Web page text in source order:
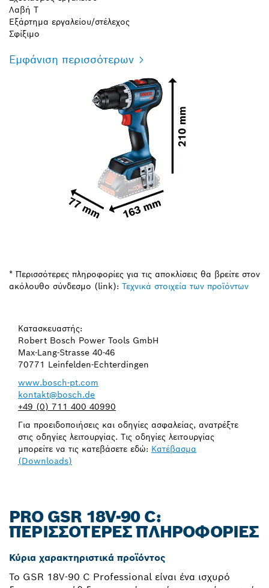
Λαβή T
Εξάρτημα εργαλείου/στέλεχος
Σφίξιμο
Εμφάνιση περισσότερων
* Περισσότερες πληροφορίες για τις αποκλίσεις θα βρείτε στον
ακόλουθο σύνδεσμο (link): Τεχνικά στοιχεία των προϊόντων
Κατασκευαστής:
Robert Bosch Power Tools GmbH
Max-Lang-Strasse 40-46
70771 Leinfelden-Echterdingen
www.bosch-pt.com
kontakt@bosch.de
+49 (0) 711 400 40990
Για προειδοποιήσεις και οδηγίες ασφαλείας, ανατρέξτε
στις οδηγίες λειτουργίας. Τις οδηγίες λειτουργίας
μπορείτε να τις κατεβάσετε εδώ: Κατέβασμα
(Downloads)
PRO GSR 18V-90 C:
ΠΕΡΙΣΣΌΤΕΡΕΣ ΠΛΗΡΟΦΟΡΊΕΣ
Κύρια χαρακτηριστικά προϊόντος
Το GSR 18V-90 C Professional είναι ένα ισχυρό